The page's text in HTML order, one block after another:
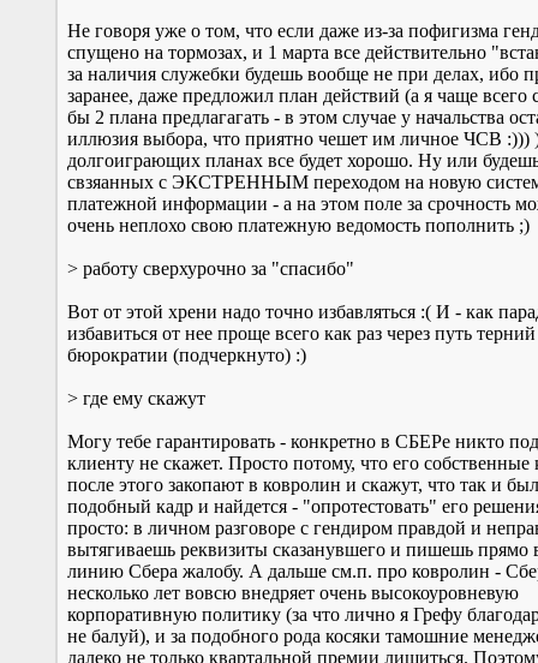
Не говоря уже о том, что если даже из-за пофигизма
спущено на тормозах, и 1 марта все действительно
за наличия служебки будешь вообще не при делах, ибо
заранее, даже предложил план действий (а я чаще всего
бы 2 плана предлагагать - в этом случае у начальства
иллюзия выбора, что приятно чешет им личное ЧСВ :)))
долгоиграющих планах все будет хорошо. Ну или
свзяанных с ЭКСТРЕННЫМ переходом на новую
платежной информации - а на этом поле за срочность
очень неплохо свою платежную ведомость пополнить ;)
> работу сверхурочно за "спасибо"
Вот от этой хрени надо точно избавляться :( И - как
избавиться от нее проще всего как раз через путь
бюрократии (подчеркнуто) :)
> где ему скажут
Могу тебе гарантировать - конкретно в СБЕРе никто
клиенту не скажет. Просто потому, что его собственные
после этого закопают в ковролин и скажут, что так и
подобный кадр и найдется - "опротестовать" его
просто: в личном разговоре с гендиром правдой и
вытягиваешь реквизиты сказанувшего и пишешь прямо
линию Сбера жалобу. А дальше см.п. про ковролин -
несколько лет вовсю внедряет очень высокоуровневую
корпоративную политику (за что лично я Грефу
не балуй), и за подобного рода косяки тамошние
далеко не только квартальной премии лишиться.